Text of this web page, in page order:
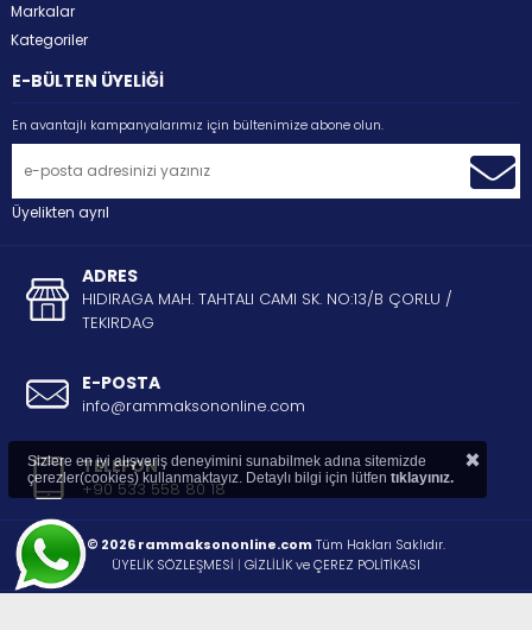
Markalar
Kategoriler
E-BÜLTEN ÜYELİĞİ
En avantajlı kampanyalarımız için bültenimize abone olun.
Üyelikten ayrıl
ADRES
HIDIRAGA MAH. TAHTALI CAMI SK. NO:13/B ÇORLU /
TEKIRDAG
E-POSTA
info@rammaksononline.com
TELEFON
+90 533 558 80 18
© 2026 rammaksononline.com Tüm Hakları Saklıdır.
ÜYELİK SÖZLEŞMESİ | GİZLİLİK ve ÇEREZ POLİTİKASI
Sizlere en iyi alışveriş deneyimini sunabilmek adına sitemizde
çerezler(cookies) kullanmaktayız. Detaylı bilgi için lütfen tıklayınız. ×